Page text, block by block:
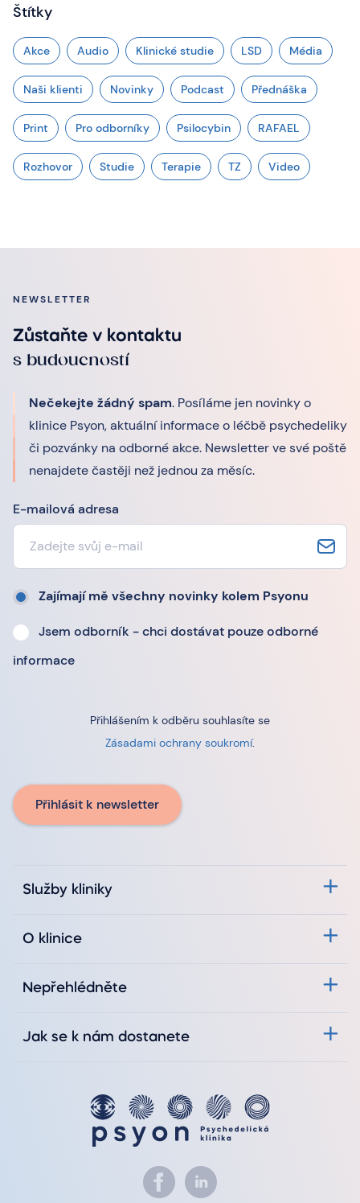
Štítky
Akce Audio Klinické studie LSD Média
Naši klienti Novinky Podcast Přednáška
Print Pro odborníky Psilocybin RAFAEL
Rozhovor Studie Terapie TZ Video
NEWSLETTER
Zůstaňte v kontaktu
s budoucností
Nečekejte žádný spam. Posíláme jen novinky o
klinice Psyon, aktuální informace o léčbě psychedeliky
či pozvánky na odborné akce. Newsletter ve své poště
nenajdete častěji než jednou za měsíc.
E-mailová adresa
Zajímají mě všechny novinky kolem Psyonu
Jsem odborník - chci dostávat pouze odborné
informace
Přihlášením k odběru souhlasíte se
Zásadami ochrany soukromí.
Přihlásit k newsletter
Služby kliniky
O klinice
Nepřehlédněte
Jak se k nám dostanete